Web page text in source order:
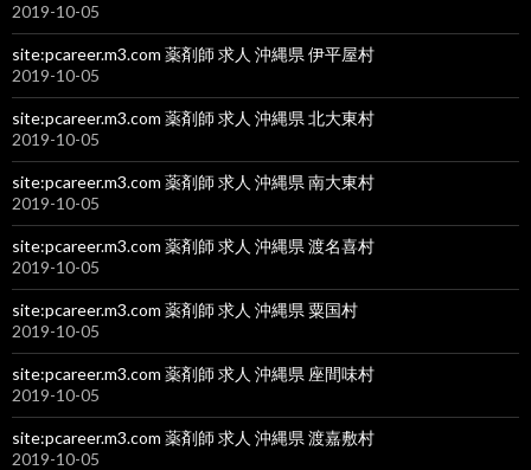
2019-10-05
site:pcareer.m3.com 薬剤師 求人 沖縄県 伊平屋村
2019-10-05
site:pcareer.m3.com 薬剤師 求人 沖縄県 北大東村
2019-10-05
site:pcareer.m3.com 薬剤師 求人 沖縄県 南大東村
2019-10-05
site:pcareer.m3.com 薬剤師 求人 沖縄県 渡名喜村
2019-10-05
site:pcareer.m3.com 薬剤師 求人 沖縄県 粟国村
2019-10-05
site:pcareer.m3.com 薬剤師 求人 沖縄県 座間味村
2019-10-05
site:pcareer.m3.com 薬剤師 求人 沖縄県 渡嘉敷村
2019-10-05